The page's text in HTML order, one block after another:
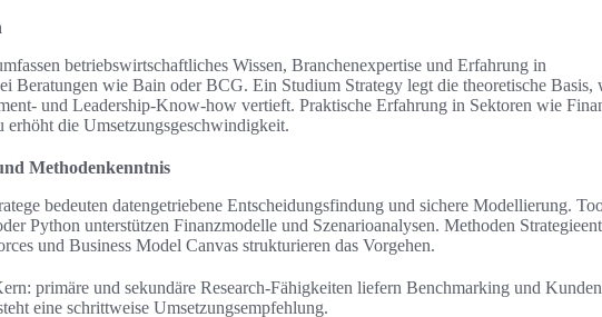
betriebswirtschaftliches Wissen, Branchenexpertise und Erfahrung in
Beratungen wie Bain oder BCG. Ein Studium Strategy legt die theoretische Basis,
und Leadership-Know-how vertieft. Praktische Erfahrung in Sektoren wie
erhöht die Umsetzungsgeschwindigkeit.
Methodenkenntnis
bedeuten datengetriebene Entscheidungsfindung und sichere Modellierung.
Python unterstützen Finanzmodelle und Szenarioanalysen. Methoden
und Business Model Canvas strukturieren das Vorgehen.
primäre und sekundäre Research-Fähigkeiten liefern Benchmarking und
eine schrittweise Umsetzungsempfehlung.